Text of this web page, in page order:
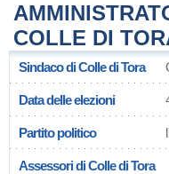
COLLE DI
Sindaco di Colle di Tora
Data delle elezioni
Partito politico
Assessori di Colle di Tora